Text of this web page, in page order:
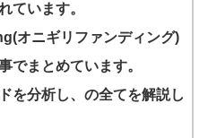
ています。
オニギリファンディング)
でまとめています。
を分析し、の全てを解説し